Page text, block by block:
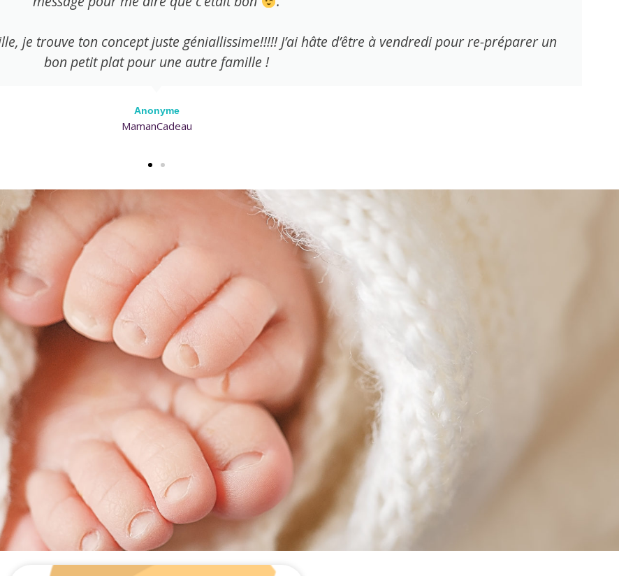
je trouve ton concept juste géniallissime!!!!! J’ai hâte d’être à vendredi pour re-préparer un
bon petit plat pour une autre famille !
Anonyme
MamanCadeau